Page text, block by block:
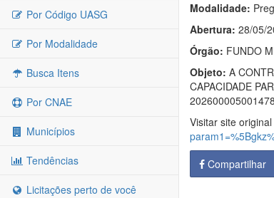
Por Código UASG
Por Modalidade
Busca Itens
Por CNAE
Municípios
Tendências
Licitações perto de você
Modalidade:
Abertura: 28/05/
Órgão: FUNDO
Objeto: A
CAPACIDADE
Visitar site
Compartilhar